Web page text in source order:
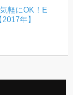
軽にOK！E
年】